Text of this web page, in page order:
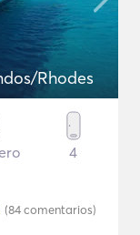
Rhodes
4
(84comentarios)